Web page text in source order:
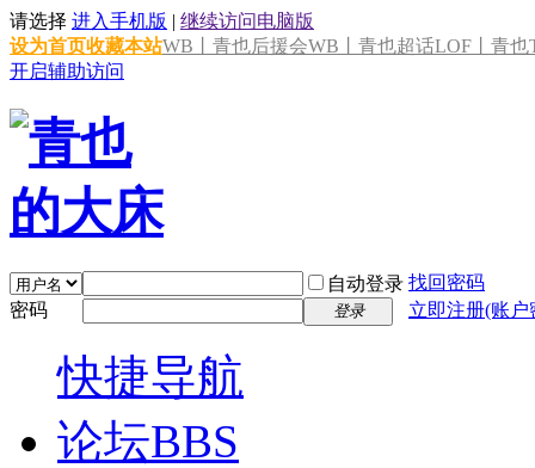
请选择 进入手机版 | 继续访问电脑版
设为首页收藏本站WB丨青也后援会WB丨青也超话LOF丨青也
开启辅助访问
自动登录 找回密码
密码
登录 立即注册(账
快捷导航
论坛BBS